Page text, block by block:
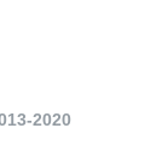
2020